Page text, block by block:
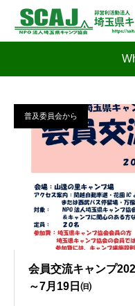
普及委員会から
会員交流キャンプ
～7月19日㈰